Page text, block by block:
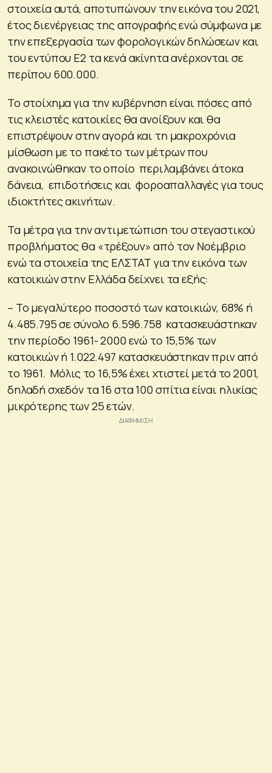
στοιχεία αυτά, αποτυπώνουν την εικόνα του 2021,
έτος διενέργειας της απογραφής ενώ σύμφωνα με
την επεξεργασία των φορολογικών δηλώσεων και
του εντύπου Ε2 τα κενά ακίνητα ανέρχονται σε
περίπου 600.000.
Το στοίχημα για την κυβέρνηση είναι πόσες από
τις κλειστές κατοικίες θα ανοίξουν και θα
επιστρέψουν στην αγορά και τη μακροχρόνια
μίσθωση με το πακέτο των μέτρων που
ανακοινώθηκαν το οποίο περιλαμβάνει άτοκα
δάνεια, επιδοτήσεις και φοροαπαλλαγές για τους
ιδιοκτήτες ακινήτων.
Τα μέτρα για την αντιμετώπιση του στεγαστικού
προβλήματος θα «τρέξουν» από τον Νοέμβριο
ενώ τα στοιχεία της ΕΛΣΤΑΤ για την εικόνα των
κατοικιών στην Ελλάδα δείχνει τα εξής:
– Το μεγαλύτερο ποσοστό των κατοικιών, 68% ή
4.485.795 σε σύνολο 6.596.758 κατασκευάστηκαν
την περίοδο 1961- 2000 ενώ το 15,5% των
κατοικιών ή 1.022.497 κατασκευάστηκαν πριν από
το 1961. Μόλις το 16,5% έχει χτιστεί μετά το 2001,
δηλαδή σχεδόν τα 16 στα 100 σπίτια είναι ηλικίας
μικρότερης των 25 ετών.